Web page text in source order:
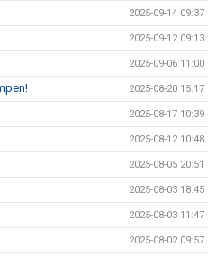
2025-09-14 09:37
2025-09-12 09:13
2025-09-06 11:00
2025-08-20 15:17
2025-08-17 10:39
2025-08-12 10:48
2025-08-05 20:51
2025-08-03 18:45
2025-08-03 11:47
2025-08-02 09:57